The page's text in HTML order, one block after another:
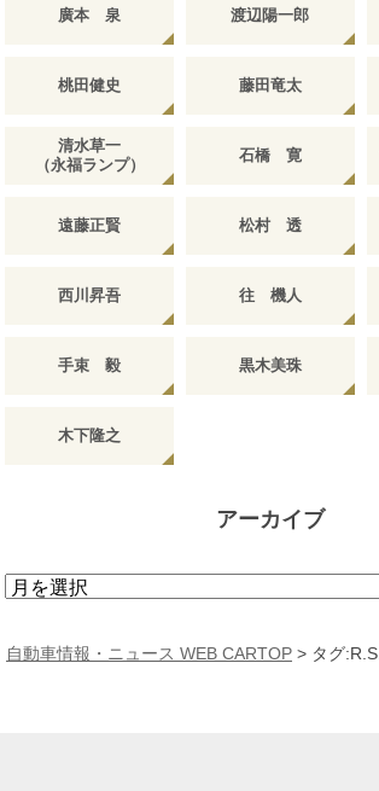
廣本 泉 渡辺陽一郎
桃田健史 藤田竜太
清水草一
（永福ランプ）
石橋 寛
遠藤正賢 松村 透
西川昇吾 往 機人
手束 毅 黒木美珠
木下隆之
アーカイブ
ア
カ
自動車情報・ニュース WEB CARTOP > タグ:R.S.